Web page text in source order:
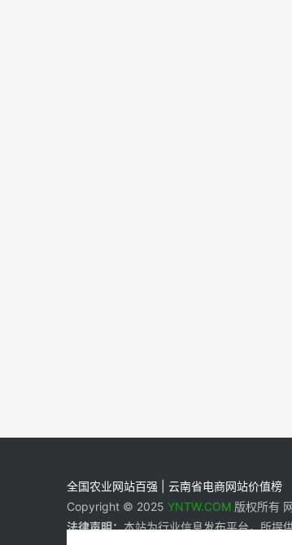
全国农业网站百强 | 云南省电商网站价值榜
Copyright © 2025 YNTW.COM 版权所有
法律声明：本站为行业信息发布平台，所提